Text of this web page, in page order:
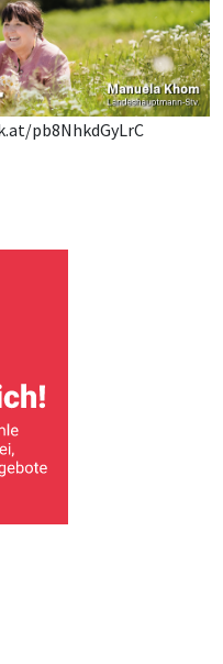
pb8NhkdGyLrC